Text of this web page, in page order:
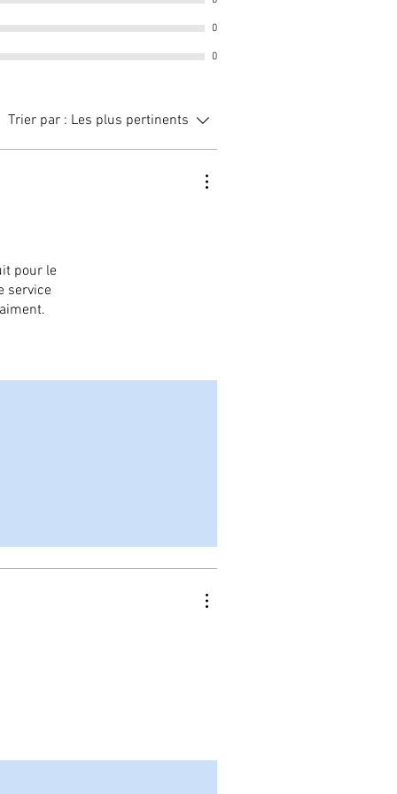
0
0
Trier par : Les plus pertinents
pour le
service